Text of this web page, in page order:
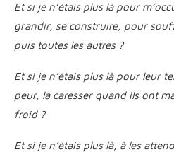
Et si je n’étais plus là pour
grandir, se construire, pour
puis toutes les autres ?
Et si je n’étais plus là pour leur
peur, la caresser quand ils ont
froid ?
Et si je n’étais plus là, à les